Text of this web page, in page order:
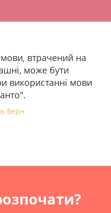
втрачений на
може бути
використанні мови
Верн